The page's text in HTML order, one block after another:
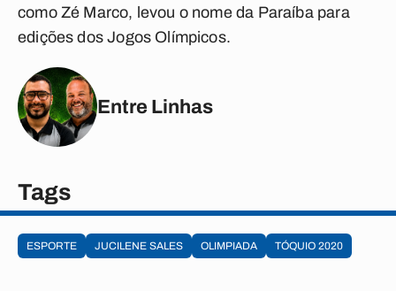
como Zé Marco, levou o nome da Paraíba para
edições dos Jogos Olímpicos.
Entre Linhas
Tags
ESPORTE JUCILENE SALES OLIMPIADA TÓQUIO 2020